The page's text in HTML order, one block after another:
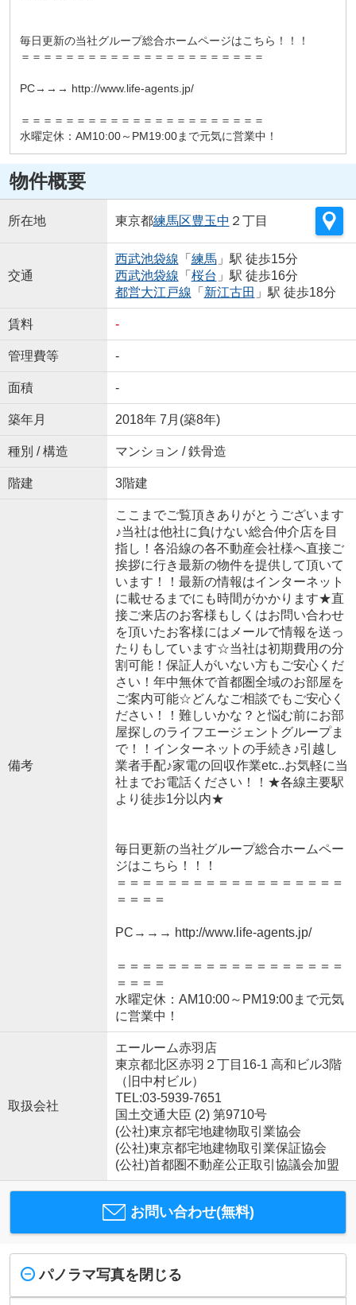
毎日更新の当社グループ総合ホームページはこちら！！！
＝＝＝＝＝＝＝＝＝＝＝＝＝＝＝＝＝＝＝＝＝＝
PC→→→ http://www.life-agents.jp/
＝＝＝＝＝＝＝＝＝＝＝＝＝＝＝＝＝＝＝＝＝＝
水曜定休：AM10:00～PM19:00まで元気に営業中！
物件概要
所在地 東京都練馬区豊玉中 ２丁目
交通
西武池袋線 「 練馬」駅 徒歩15分
西武池袋線 「 桜台 」駅 徒歩16分
都営大江戸線 「 新江古田 」駅 徒歩18分
賃料 -
管理費等 -
面積 -
築年月 2018年 7月(築8年)
種別 / 構造 マンション / 鉄骨造
階建 3階建
備考
ここまでご覧頂きありがとうございます
♪当社は他社に負けない総合仲介店を目
指し！各沿線の各不動産会社様へ直接ご
挨拶に行き最新の物件を提供して頂いて
います！！最新の情報はインターネット
に載せるまでにも時間がかかります★直
接ご来店のお客様もしくはお問い合わせ
を頂いたお客様にはメールで情報を送っ
たりもしています☆当社は初期費用の分
割可能！保証人がいない方もご安心くだ
さい！年中無休で首都圏全域のお部屋を
ご案内可能☆どんなご相談でもご安心く
ださい！！難しいかな？と悩む前にお部
屋探しのライフエージェントグループま
で！！インターネットの手続き♪引越し
業者手配♪家電の回収作業etc..お気軽に当
社までお電話ください！！★各線主要駅
より徒歩1分以内★
毎日更新の当社グループ総合ホームペー
ジはこちら！！！
＝＝＝＝＝＝＝＝＝＝＝＝＝＝＝＝＝＝
＝＝＝＝
PC→→→ http://www.life-agents.jp/
＝＝＝＝＝＝＝＝＝＝＝＝＝＝＝＝＝＝
＝＝＝＝
水曜定休：AM10:00～PM19:00まで元気
に営業中！
取扱会社
エールーム赤羽店
東京都北区赤羽２丁目16-1 高和ビル3階
（旧中村ビル）
TEL:03-5939-7651
国土交通大臣 (2) 第9710号
(公社)東京都宅地建物取引業協会
(公社)東京都宅地建物取引業保証協会
(公社)首都圏不動産公正取引協議会加盟
お問い合わせ(無料)
パノラマ写真を閉じる